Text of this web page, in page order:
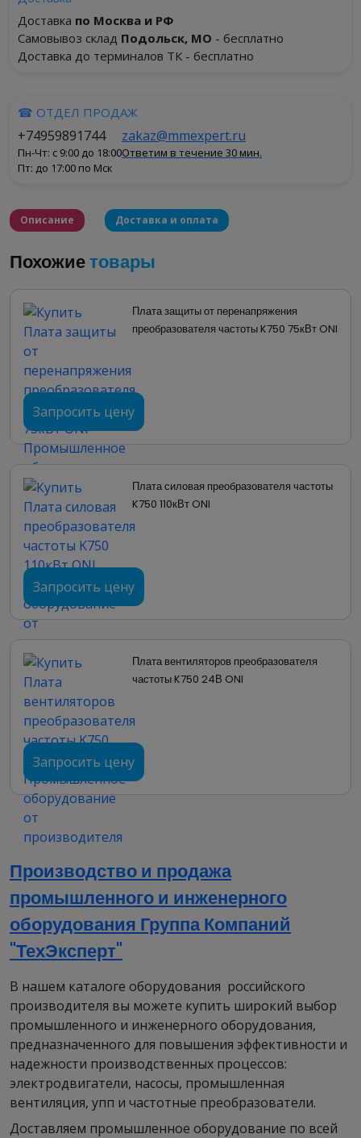
Доставка по Москва и РФ
Самовывоз склад Подольск, МО - бесплатно
Доставка до терминалов ТК - бесплатно
☎ ОТДЕЛ ПРОДАЖ
+74959891744
Пн-Чт: с 9:00 до 18:00
Пт: до 17:00 по Мск
zakaz@mmexpert.ru
Ответим в течение 30 мин.
Описание Доставка и оплата
частоты K750 11кВт ONI
Базовая плата управления ПЧ K750 включая
входа и выхода, реле. Связана с типо размером
ПЧ K750 и таким образом привязана к номиналу
ПЧ.
Непосредственное управление и настройка ПЧ
Базовая плата ПЧ K750. Повышенный уровень
Сертификаты
Отказное письмо 043 (PDF, 12.27 MB)
Отказное письмо 123-ФЗ (PDF, 12.57 MB)
Паспорта и РЭ
Краткое руководство по эксплуатации (PDF,
4.32 MB)
Похожиетовары
Плата защиты от перенапряжения
преобразователя частоты K750 75кВт ONI
Запросить цену
Плата силовая преобразователя частоты
K750 110кВт ONI
Запросить цену
Плата вентиляторов преобразователя
частоты K750 24В ONI
Запросить цену
Производство и продажа
промышленного и инженерного
оборудования Группа Компаний
"ТехЭксперт"
В нашем каталоге оборудования российского
производителя вы можете купить широкий выбор
промышленного и инженерного оборудования,
предназначенного для повышения эффективности и
надежности производственных процессов:
электродвигатели, насосы, промышленная
вентиляция, упп и частотные преобразователи.
Доставляем промышленное оборудование по всей